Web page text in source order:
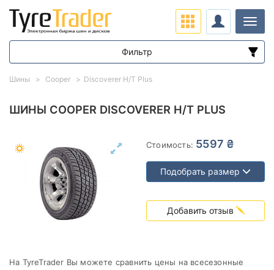
ШИНЫ COOPER DISCOVERER H/T PLUS
Стоимость: 5597 ₴
Подобрать размер
Добавить отзыв
На TyreTrader Вы можете сравнить цены на всесезонные
Шины Cooper Discoverer H/T Plus
Фильтр
Диапазон цен